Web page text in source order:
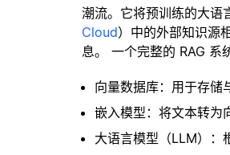
潮流。它将预训练的大语
Cloud）中的外部知识源
息。 一个完整的 RAG 系
向量数据库：用于存储
嵌入模型：将文本转为
大语言模型（LLM）：